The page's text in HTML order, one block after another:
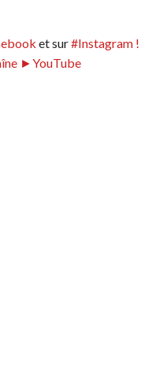
et sur#Instagram !
►YouTube